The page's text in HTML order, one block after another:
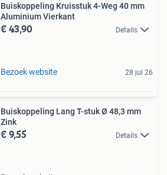
Buiskoppeling Kruisstuk 4-Weg 40 mm
Aluminium Vierkant
€ 43,90 Details
Bezoek website 28 jul 26
Buiskoppeling Lang T-stuk Ø 48,3 mm
Zink
€ 9,55 Details